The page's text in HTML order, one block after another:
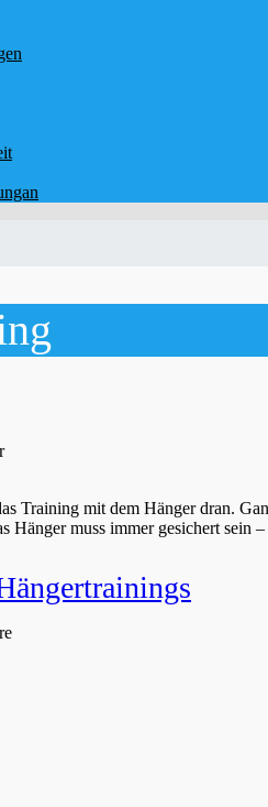
Training mit dem Hänger dran.
Hänger muss immer gesichert